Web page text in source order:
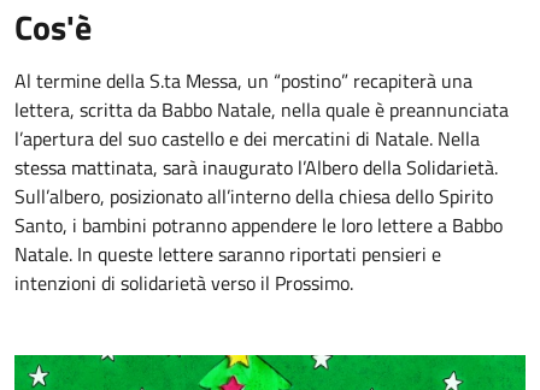
Cos'è
Al termine della S.ta Messa, un “postino” recapiterà una
lettera, scritta da Babbo Natale, nella quale è preannunciata
l’apertura del suo castello e dei mercatini di Natale. Nella
stessa mattinata, sarà inaugurato l’Albero della Solidarietà.
Sull’albero, posizionato all’interno della chiesa dello Spirito
Santo, i bambini potranno appendere le loro lettere a Babbo
Natale. In queste lettere saranno riportati pensieri e
intenzioni di solidarietà verso il Prossimo.